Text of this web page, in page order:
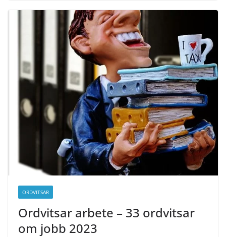
ORDVITSAR
Ordvitsar arbete – 33 ordvitsar
om jobb 2023